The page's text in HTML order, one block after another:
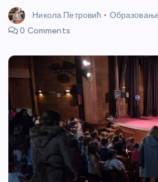
Никола Петровић
0 Comments